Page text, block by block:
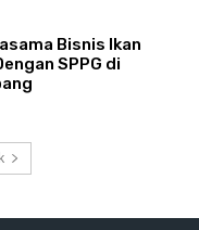
Bisnis Ikan
SPPG di